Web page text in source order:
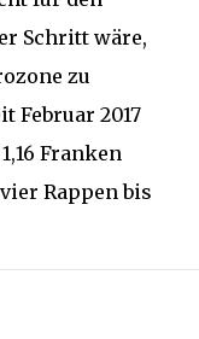
Schritt wäre,
zu
Februar 2017
Franken
Rappen bis